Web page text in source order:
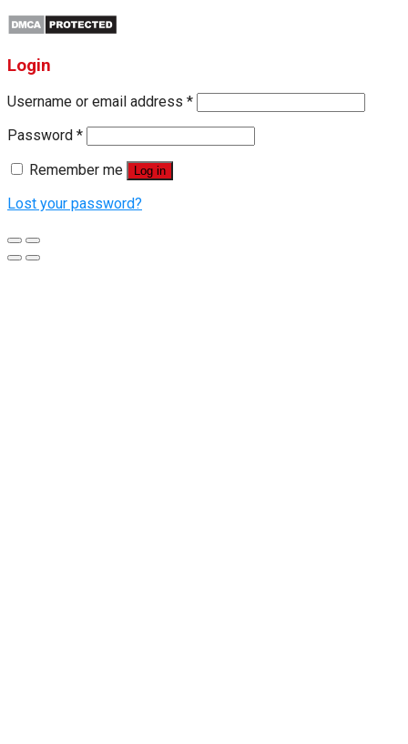
Login
Username or email address *
Password *
Remember me
Log in
Lost your password?